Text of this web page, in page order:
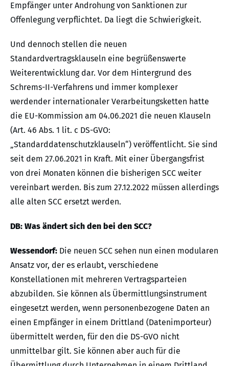
Empfänger unter Androhung von Sanktionen zur
Offenlegung verpflichtet. Da liegt die Schwierigkeit.
Und dennoch stellen die neuen
Standardvertragsklauseln eine begrüßenswerte
Weiterentwicklung dar. Vor dem Hintergrund des
Schrems-II-Verfahrens und immer komplexer
werdender internationaler Verarbeitungsketten hatte
die EU-Kommission am 04.06.2021 die neuen Klauseln
(Art. 46 Abs. 1 lit. c DS-GVO:
„Standarddatenschutzklauseln“) veröffentlicht. Sie sind
seit dem 27.06.2021 in Kraft. Mit einer Übergangsfrist
von drei Monaten können die bisherigen SCC weiter
vereinbart werden. Bis zum 27.12.2022 müssen allerdings
alle alten SCC ersetzt werden.
DB: Was ändert sich den bei den SCC?
Wessendorf: Die neuen SCC sehen nun einen modularen
Ansatz vor, der es erlaubt, verschiedene
Konstellationen mit mehreren Vertragsparteien
abzubilden. Sie können als Übermittlungsinstrument
eingesetzt werden, wenn personenbezogene Daten an
einen Empfänger in einem Drittland (Datenimporteur)
übermittelt werden, für den die DS-GVO nicht
unmittelbar gilt. Sie können aber auch für die